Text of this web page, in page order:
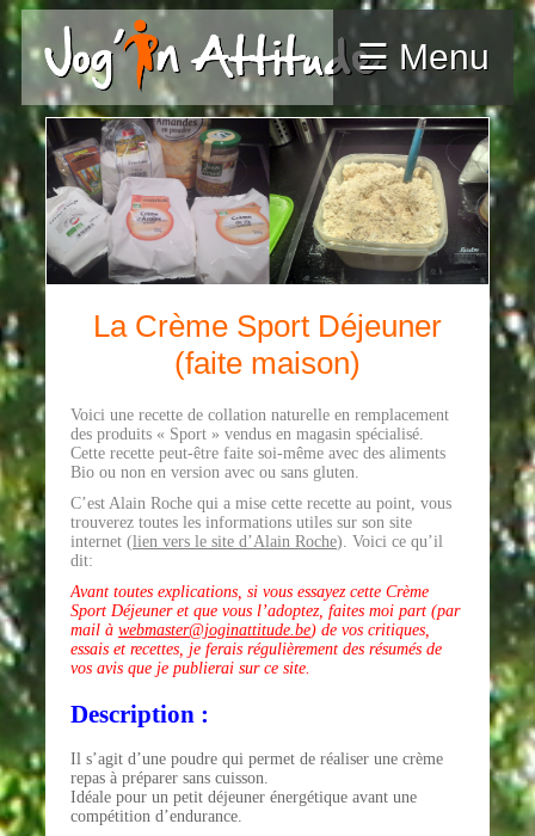
☰ Menu
La Crème Sport Déjeuner
(faite maison)
Voici une recette de collation naturelle en remplacement
des produits « Sport » vendus en magasin spécialisé.
Cette recette peut-être faite soi-même avec des aliments
Bio ou non en version avec ou sans gluten.
C’est Alain Roche qui a mise cette recette au point, vous
trouverez toutes les informations utiles sur son site
internet (lien vers le site d’Alain Roche). Voici ce qu’il
dit:
Avant toutes explications, si vous essayez cette Crème
Sport Déjeuner et que vous l’adoptez, faites moi part (par
mail à webmaster@joginattitude.be) de vos critiques,
essais et recettes, je ferais régulièrement des résumés de
vos avis que je publierai sur ce site.
Description :
Il s’agit d’une poudre qui permet de réaliser une crème
repas à préparer sans cuisson.
Idéale pour un petit déjeuner énergétique avant une
compétition d’endurance.